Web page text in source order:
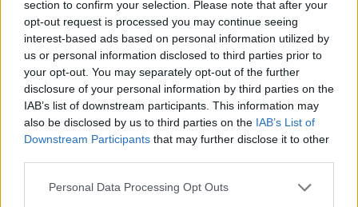
section to confirm your selection. Please note that after your
opt-out request is processed you may continue seeing
interest-based ads based on personal information utilized by
us or personal information disclosed to third parties prior to
your opt-out. You may separately opt-out of the further
disclosure of your personal information by third parties on the
IAB’s list of downstream participants. This information may
also be disclosed by us to third parties on the IAB’s List of
Downstream Participants that may further disclose it to other
Personal Data Processing Opt Outs
News
Πανελλαδικές 2026:
Στην κορυφή των
Παπακώστα με 19.780
Corporate News
Μία κάρτα για όλες τις
προνοιακές παροχές!